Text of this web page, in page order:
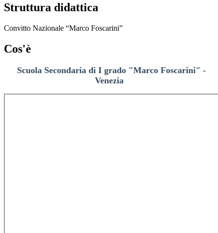
Struttura didattica
Convitto Nazionale “Marco Foscarini”
Cos'è
Scuola Secondaria di I grado "Marco Foscarini" -
Venezia